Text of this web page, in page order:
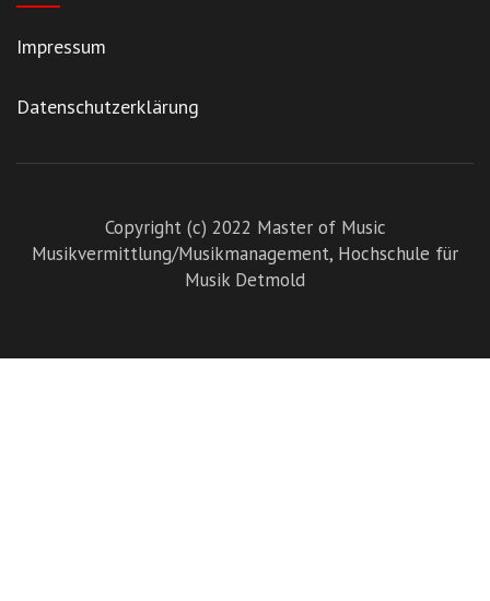
Impressum
Datenschutzerklärung
Copyright (c) 2022 Master of Music
Musikvermittlung/Musikmanagement, Hochschule für
Musik Detmold